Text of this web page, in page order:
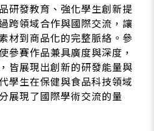
研發教育、強化學生創新提
跨領域合作與國際交流，讓
材到商品化的完整脈絡。參
參賽作品兼具廣度與深度，
皆展現出創新的研發能量與
學生在保健與食品科技領域
展現了國際學術交流的量